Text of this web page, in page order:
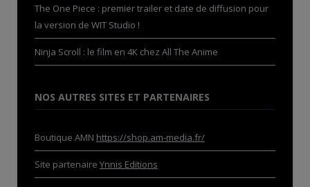
The One Piece : premier trailer et date de diffusion pour
la version de WIT Studio !
Ninja Scroll : le film en 4K chez All The Anime
NOS AUTRES SITES ET PARTENAIRES
Boutique AMN https://shop.am-media.fr/
Site partenaire Ynnis Editions